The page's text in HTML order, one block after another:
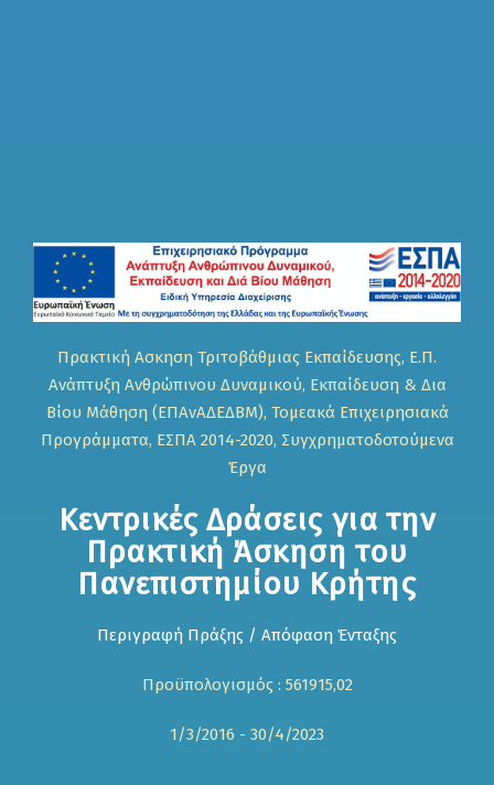
Πρακτική Ασκηση Τριτοβάθμιας Εκπαίδευσης, Ε.Π.
Ανάπτυξη Ανθρώπινου Δυναμικού, Εκπαίδευση & Δια
Βίου Μάθηση (ΕΠΑνΑΔΕΔΒΜ), Τομεακά Επιχειρησιακά
Προγράμματα, ΕΣΠΑ 2014-2020, Συγχρηματοδοτούμενα
Έργα
Κεντρικές Δράσεις για την
Πρακτική Άσκηση του
Πανεπιστημίου Κρήτης
Περιγραφή Πράξης / Απόφαση Ένταξης
Προϋπολογισμός : 561915,02
1/3/2016 - 30/4/2023